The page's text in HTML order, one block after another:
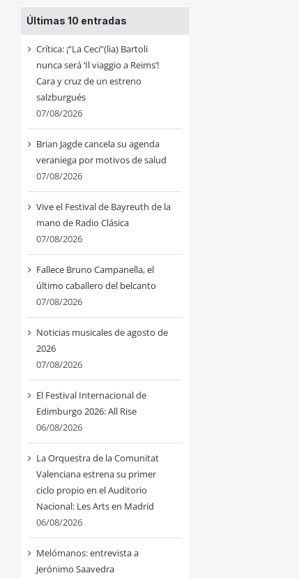
Últimas 10 entradas
Crítica: ¡“La Ceci”(lia) Bartoli
nunca será ‘Il viaggio a Reims’!
Cara y cruz de un estreno
salzburgués
07/08/2026
Brian Jagde cancela su agenda
veraniega por motivos de salud
07/08/2026
Vive el Festival de Bayreuth de la
mano de Radio Clásica
07/08/2026
Fallece Bruno Campanella, el
último caballero del belcanto
07/08/2026
Noticias musicales de agosto de
2026
07/08/2026
El Festival Internacional de
Edimburgo 2026: All Rise
06/08/2026
La Orquestra de la Comunitat
Valenciana estrena su primer
ciclo propio en el Auditorio
Nacional: Les Arts en Madrid
06/08/2026
Melómanos: entrevista a
Jerónimo Saavedra